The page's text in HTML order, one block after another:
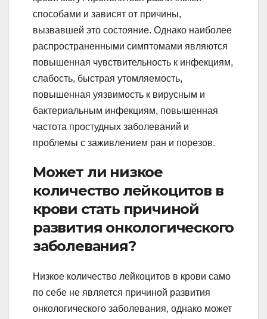
способами и зависят от причины,
вызвавшей это состояние. Однако наиболее
распространенными симптомами являются
повышенная чувствительность к инфекциям,
слабость, быстрая утомляемость,
повышенная уязвимость к вирусным и
бактериальным инфекциям, повышенная
частота простудных заболеваний и
проблемы с заживлением ран и порезов.
Может ли низкое
количество лейкоцитов в
крови стать причиной
развития онкологического
заболевания?
Низкое количество лейкоцитов в крови само
по себе не является причиной развития
онкологического заболевания, однако может